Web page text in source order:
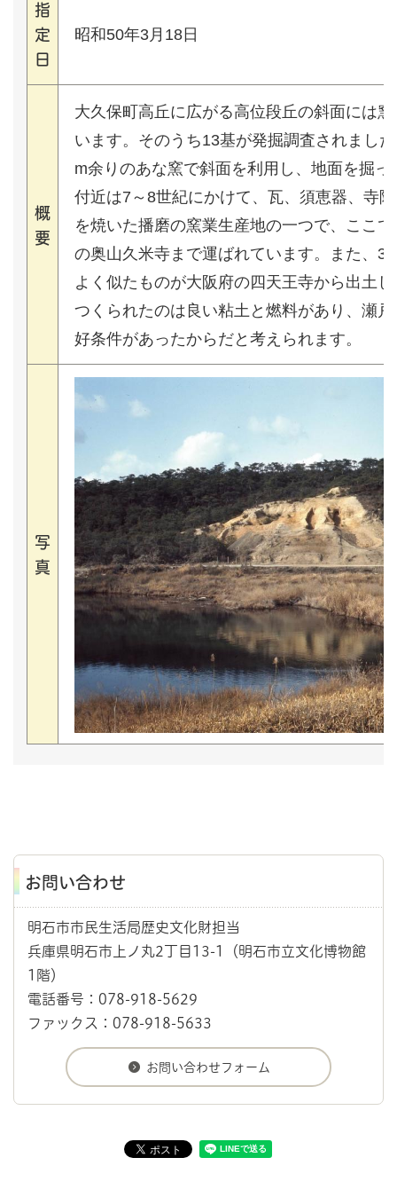
指
定
日
昭和50年3月18日
概
要
大久保町高丘に広がる高位段丘の斜面には
います。そのうち13基が発掘調査されまし
m余りのあな窯で斜面を利用し、地面を掘
付近は7～8世紀にかけて、瓦、須恵器、寺
を焼いた播磨の窯業生産地の一つで、ここ
の奥山久米寺まで運ばれています。また、3
よく似たものが大阪府の四天王寺から出土
つくられたのは良い粘土と燃料があり、瀬
好条件があったからだと考えられます。
写
真
お問い合わせ
明石市市民生活局歴史文化財担当
兵庫県明石市上ノ丸2丁目13-1（明石市立文化博物館
1階）
電話番号：078-918-5629
ファックス：078-918-5633